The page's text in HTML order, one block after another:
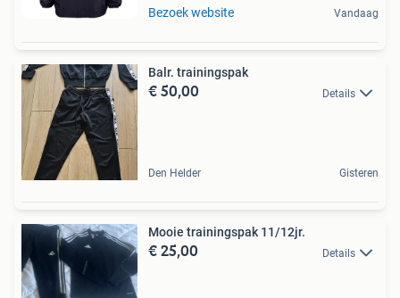
Bezoek website Vandaag
Balr. trainingspak
€ 50,00 Details
Den Helder Gisteren
Mooie trainingspak 11/12jr.
€ 25,00 Details